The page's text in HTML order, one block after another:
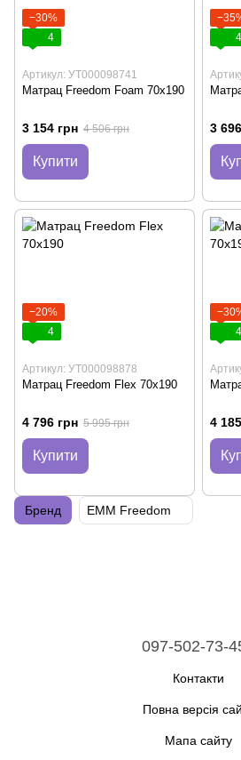
−30%
4
Артикул: УТ000098741
Матрац Freedom Foam 70х190
3 154 грн 4 506 грн
Купити
4
3
−20%
4
Артикул: УТ000098878
Матрац Freedom Flex 70х190
4 796 грн 5 995 грн
Купити
4
4
Бренд EMM Freedom
097-502-73-
Контакти
Повна версія
Мапа сайту